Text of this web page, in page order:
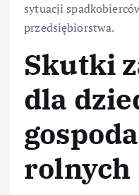
sytuacji
przedsiębiorstwa.
Skutki
dla
rolnych